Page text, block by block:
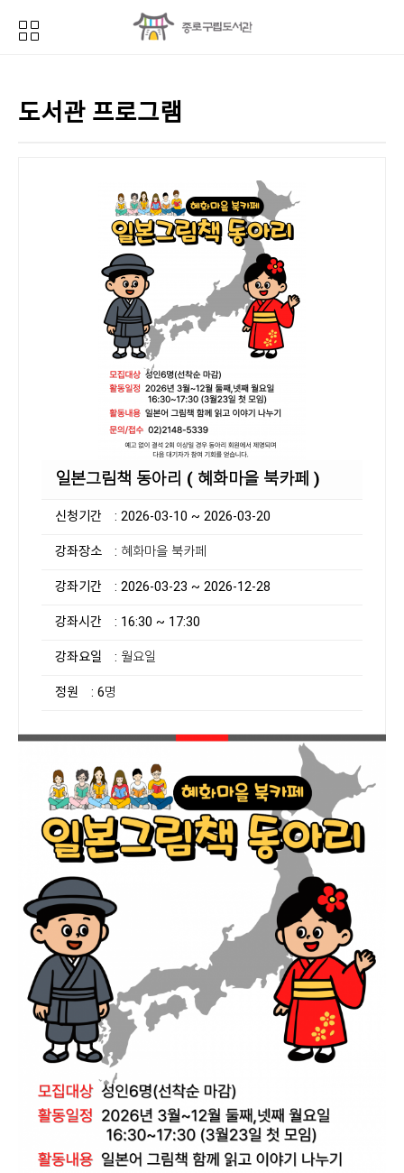
도서관 프로그램
일본그림책 동아리 ( 혜화마을 북카페 )
신청기간 : 2026-03-10 ~ 2026-03-20
강좌장소 : 혜화마을 북카페
강좌기간 : 2026-03-23 ~ 2026-12-28
강좌시간 : 16:30 ~ 17:30
강좌요일 : 월요일
정원 : 6명